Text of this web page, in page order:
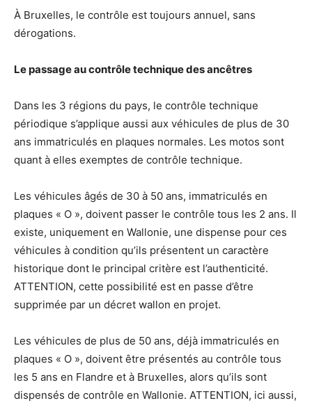
À Bruxelles, le contrôle est toujours annuel, sans
dérogations.
Le passage au contrôle technique des ancêtres
Dans les 3 régions du pays, le contrôle technique
périodique s’applique aussi aux véhicules de plus de 30
ans immatriculés en plaques normales. Les motos sont
quant à elles exemptes de contrôle technique.
Les véhicules âgés de 30 à 50 ans, immatriculés en
plaques « O », doivent passer le contrôle tous les 2 ans. Il
existe, uniquement en Wallonie, une dispense pour ces
véhicules à condition qu’ils présentent un caractère
historique dont le principal critère est l’authenticité.
ATTENTION, cette possibilité est en passe d’être
supprimée par un décret wallon en projet.
Les véhicules de plus de 50 ans, déjà immatriculés en
plaques « O », doivent être présentés au contrôle tous
les 5 ans en Flandre et à Bruxelles, alors qu’ils sont
dispensés de contrôle en Wallonie. ATTENTION, ici aussi,